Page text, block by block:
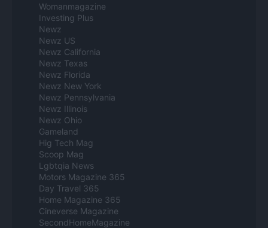
Womanmagazine
Investing Plus
Newz
Newz US
Newz California
Newz Texas
Newz Florida
Newz New York
Newz Pennsylvania
Newz Illinois
Newz Ohio
Gameland
Hig Tech Mag
Scoop Mag
Lgbtqia News
Motors Magazine 365
Day Travel 365
Home Magazine 365
Cineverse Magazine
SecondHomeMagazine